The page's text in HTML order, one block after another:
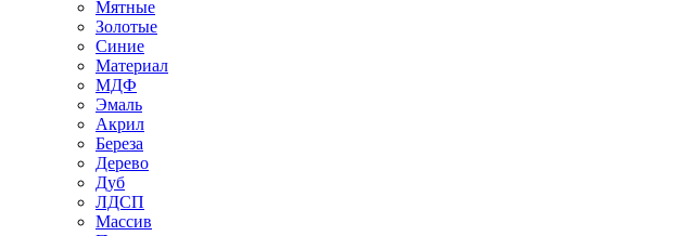
Мятные
Золотые
Синие
Материал
МДФ
Эмаль
Акрил
Береза
Дерево
Дуб
ЛДСП
Массив